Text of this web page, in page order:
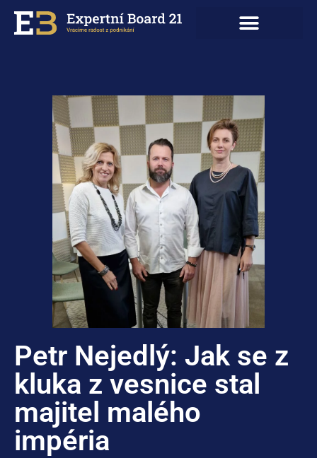
Petr Nejedlý: Jak se z
kluka z vesnice stal
majitel malého
impéria